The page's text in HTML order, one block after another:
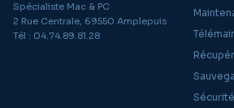
Spécialiste Mac & PC
2 Rue Centrale, 69550 Amplepuis
Tél : 04.74.89.81.28